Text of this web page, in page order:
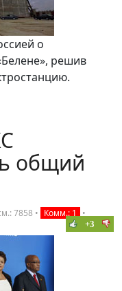
о
решив
общий
7858 • Комм.: 1
•
+3